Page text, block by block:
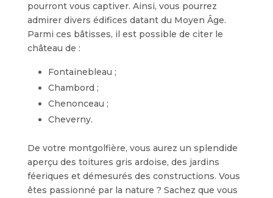
pourront vous captiver. Ainsi, vous pourrez
admirer divers édifices datant du Moyen Âge.
Parmi ces bâtisses, il est possible de citer le
château de :
Fontainebleau ;
Chambord ;
Chenonceau ;
Cheverny.
De votre montgolfière, vous aurez un splendide
aperçu des toitures gris ardoise, des jardins
féeriques et démesurés des constructions. Vous
êtes passionné par la nature ? Sachez que vous